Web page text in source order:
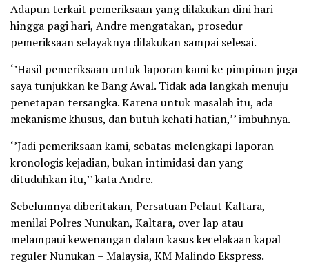
Adapun terkait pemeriksaan yang dilakukan dini hari
hingga pagi hari, Andre mengatakan, prosedur
pemeriksaan selayaknya dilakukan sampai selesai.
‘’Hasil pemeriksaan untuk laporan kami ke pimpinan juga
saya tunjukkan ke Bang Awal. Tidak ada langkah menuju
penetapan tersangka. Karena untuk masalah itu, ada
mekanisme khusus, dan butuh kehati hatian,’’ imbuhnya.
‘’Jadi pemeriksaan kami, sebatas melengkapi laporan
kronologis kejadian, bukan intimidasi dan yang
dituduhkan itu,’’ kata Andre.
Sebelumnya diberitakan, Persatuan Pelaut Kaltara,
menilai Polres Nunukan, Kaltara, over lap atau
melampaui kewenangan dalam kasus kecelakaan kapal
reguler Nunukan – Malaysia, KM Malindo Ekspress.